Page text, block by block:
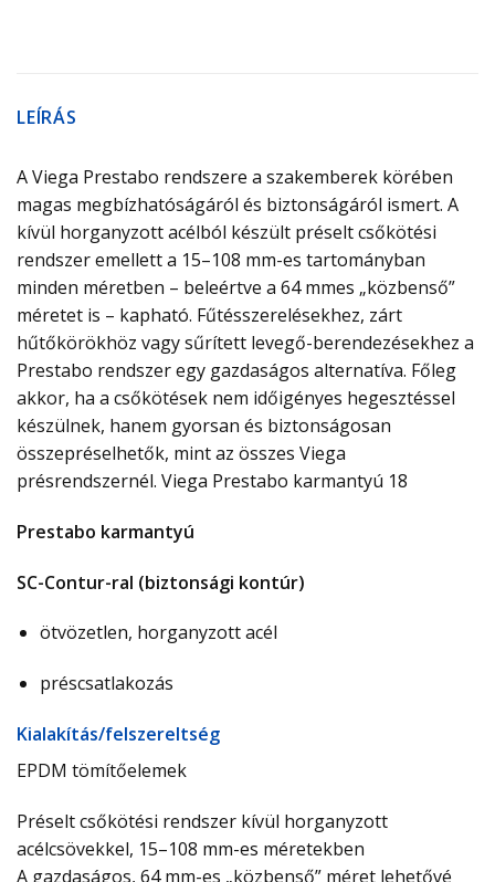
LEÍRÁS
A Viega Prestabo rendszere a szakemberek körében
magas megbízhatóságáról és biztonságáról ismert. A
kívül horganyzott acélból készült préselt csőkötési
rendszer emellett a 15–108 mm-es tartományban
minden méretben – beleértve a 64 mmes „közbenső”
méretet is – kapható. Fűtésszerelésekhez, zárt
hűtőkörökhöz vagy sűrített levegő-berendezésekhez a
Prestabo rendszer egy gazdaságos alternatíva. Főleg
akkor, ha a csőkötések nem időigényes hegesztéssel
készülnek, hanem gyorsan és biztonságosan
összepréselhetők, mint az összes Viega
présrendszernél. Viega Prestabo karmantyú 18
Prestabo karmantyú
SC-Contur-ral (biztonsági kontúr)
ötvözetlen, horganyzott acél
préscsatlakozás
Ki­ala­kí­tás/­fel­sze­relt­ség
EPDM tömítőelemek
Préselt csőkötési rendszer kívül horganyzott
acélcsövekkel, 15–108 mm-es méretekben
A gazdaságos, 64 mm-es „közbenső” méret lehetővé